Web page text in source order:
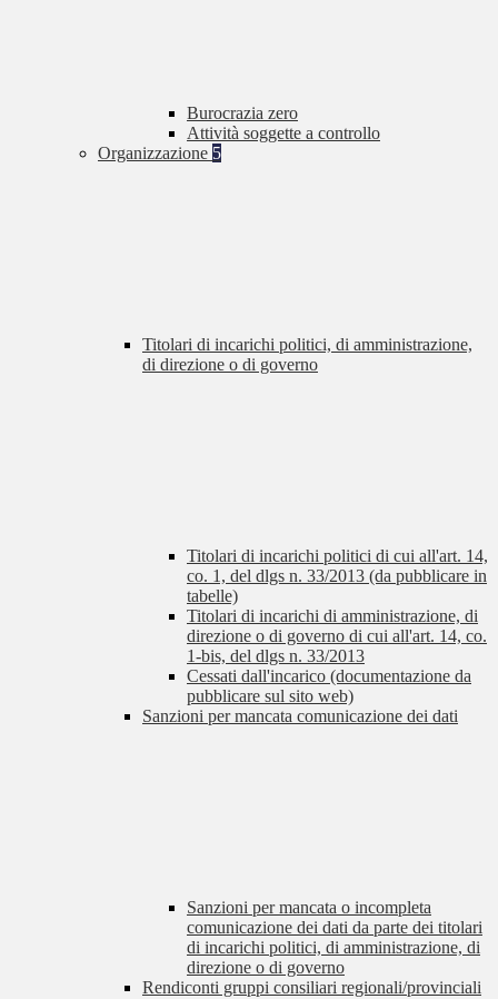
Burocrazia zero
Attività soggette a controllo
Organizzazione 5
Titolari di incarichi politici, di amministrazione,
di direzione o di governo
Titolari di incarichi politici di cui all'art. 14,
co. 1, del dlgs n. 33/2013 (da pubblicare in
tabelle)
Titolari di incarichi di amministrazione, di
direzione o di governo di cui all'art. 14, co.
1-bis, del dlgs n. 33/2013
Cessati dall'incarico (documentazione da
pubblicare sul sito web)
Sanzioni per mancata comunicazione dei dati
Sanzioni per mancata o incompleta
comunicazione dei dati da parte dei titolari
di incarichi politici, di amministrazione, di
direzione o di governo
Rendiconti gruppi consiliari regionali/provinciali